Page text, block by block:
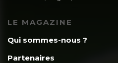
LE MAGAZINE
Qui sommes-nous ?
Partenaires